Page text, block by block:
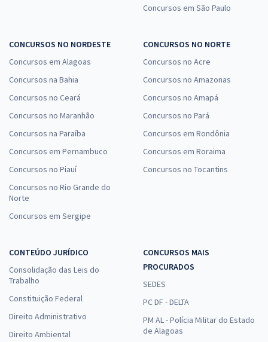
Concursos em São Paulo
CONCURSOS NO NORDESTE
Concursos em Alagoas
Concursos na Bahia
Concursos no Ceará
Concursos no Maranhão
Concursos na Paraíba
Concursos em Pernambuco
Concursos no Piauí
Concursos no Rio Grande do
Norte
Concursos em Sergipe
CONCURSOS NO NORTE
Concursos no Acre
Concursos no Amazonas
Concursos no Amapá
Concursos no Pará
Concursos em Rondônia
Concursos em Roraima
Concursos no Tocantins
CONTEÚDO JURÍDICO
Consolidação das Leis do
Trabalho
Constituição Federal
Direito Administrativo
Direito Ambiental
CONCURSOS MAIS
PROCURADOS
SEDES
PC DF - DELTA
PM AL - Polícia Militar do Estado
de Alagoas